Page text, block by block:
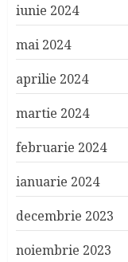
iunie 2024
mai 2024
aprilie 2024
martie 2024
februarie 2024
ianuarie 2024
decembrie 2023
noiembrie 2023